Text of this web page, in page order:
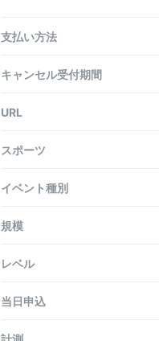
支払い方法
キャンセル受付期間
URL
スポーツ
イベント種別
規模
レベル
当日申込